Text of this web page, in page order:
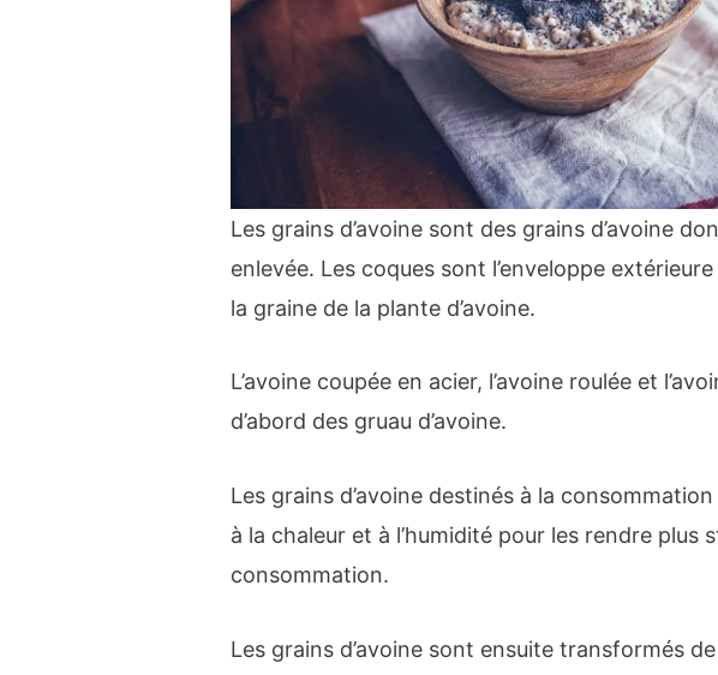
Les grains d’avoine sont des grains d’avoine
enlevée. Les coques sont l’enveloppe
la graine de la plante d’avoine.
L’avoine coupée en acier, l’avoine roulée et
d’abord des gruau d’avoine.
Les grains d’avoine destinés à la
à la chaleur et à l’humidité pour les rendre plus
consommation.
Les grains d’avoine sont ensuite transformés